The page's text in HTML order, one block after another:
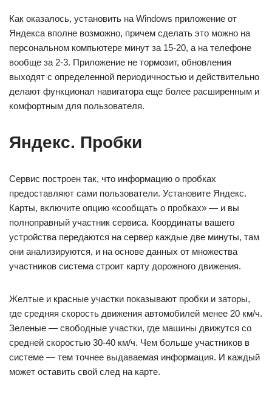
Как оказалось, установить на Windows приложение от
Яндекса вполне возможно, причем сделать это можно на
персональном компьютере минут за 15-20, а на телефоне
вообще за 2-3. Приложение не тормозит, обновления
выходят с определенной периодичностью и действительно
делают функционал навигатора еще более расширенным и
комфортным для пользователя.
Яндекс. Пробки
Сервис построен так, что информацию о пробках
предоставляют сами пользователи. Установите Яндекс.
Карты, включите опцию «сообщать о пробках» — и вы
полноправный участник сервиса. Координаты вашего
устройства передаются на сервер каждые две минуты, там
они анализируются, и на основе данных от множества
участников система строит карту дорожного движения.
Желтые и красные участки показывают пробки и заторы,
где средняя скорость движения автомобилей менее 20 км/ч.
Зеленые — свободные участки, где машины движутся со
средней скоростью 30-40 км/ч. Чем больше участников в
системе — тем точнее выдаваемая информация. И каждый
может оставить свой след на карте.